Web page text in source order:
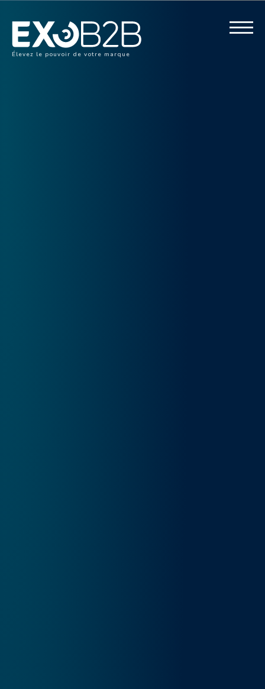
Élevez le pouvoir de votre marque